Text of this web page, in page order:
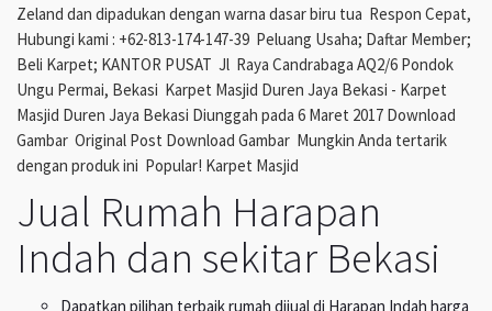
Zeland dan dipadukan dengan warna dasar biru tua Respon Cepat,
Hubungi kami : +62-813-174-147-39 Peluang Usaha; Daftar Member;
Beli Karpet; KANTOR PUSAT Jl Raya Candrabaga AQ2/6 Pondok
Ungu Permai, Bekasi Karpet Masjid Duren Jaya Bekasi - Karpet
Masjid Duren Jaya Bekasi Diunggah pada 6 Maret 2017 Download
Gambar Original Post Download Gambar Mungkin Anda tertarik
dengan produk ini Popular! Karpet Masjid
Jual Rumah Harapan
Indah dan sekitar Bekasi
Dapatkan pilihan terbaik rumah dijual di Harapan Indah harga